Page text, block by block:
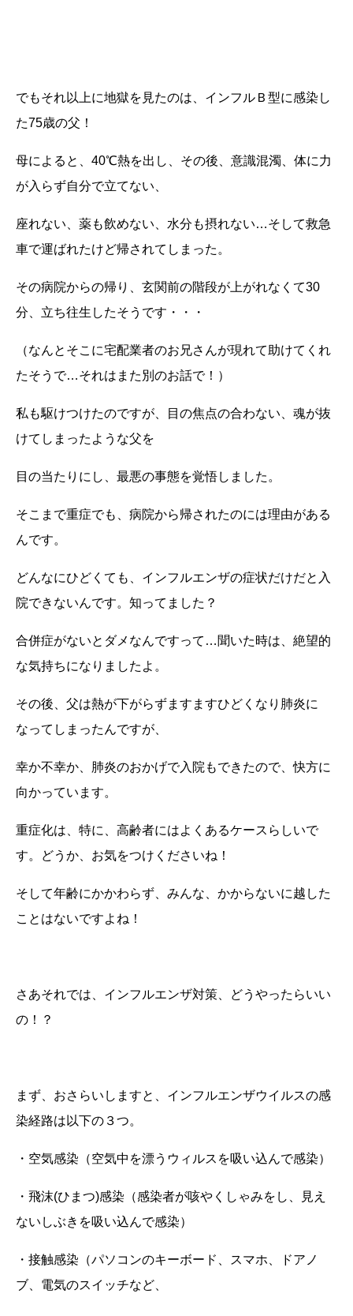
でもそれ以上に地獄を見たのは、インフルＢ型に感染し
た75歳の父！
母によると、 40℃熱を出し、その後、意識混濁、体に力
が入らず自分で立てない、
座れない、薬も飲めない、水分も摂れない…そして救急
車で運ばれたけど帰されてしまった。
その病院からの帰り、玄関前の階段が上がれなくて30
分、立ち往生したそうです・・・
（なんとそこに宅配業者のお兄さんが現れて助けてくれ
たそうで…それはまた別のお話で！）
私も駆けつけたのですが、目の焦点の合わない、魂が抜
けてしまったような父を
目の当たりにし、最悪の事態を覚悟しました。
そこまで重症でも、病院から帰されたのには理由がある
んです。
どんなにひどくても、インフルエンザの症状だけだと入
院できないんです。知ってました？
合併症がないとダメなんですって…聞いた時は、絶望的
な気持ちになりましたよ。
その後、父は熱が下がらずますますひどくなり肺炎に
なってしまったんですが、
幸か不幸か、肺炎のおかげで入院もできたので、快方に
向かっています。
重症化は、特に、高齢者にはよくあるケースらしいで
す。どうか、お気をつけくださいね！
そして年齢にかかわらず、みんな、かからないに越した
ことはないですよね！
さあそれでは、インフルエンザ対策、どうやったらいい
の！？
まず、おさらいしますと、インフルエンザウイルスの感
染経路は以下の３つ。
・空気感染（空気中を漂うウィルスを吸い込んで感染）
・ 飛沫(ひまつ)感染（感染者が咳やくしゃみをし、見え
ないしぶきを吸い込んで感染）
・接触感染（パソコンのキーボード、スマホ、ドアノ
ブ、電気のスイッチなど、